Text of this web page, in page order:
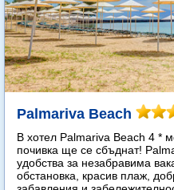
Palmariva Beach
В хотел Palmariva Beach 4 *
почивка ще се сбъднат!
удобства за незабравима
обстановка, красив плаж,